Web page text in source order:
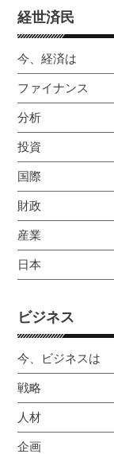
経世済民
今、経済は
ファイナンス
分析
投資
国際
財政
産業
日本
ビジネス
今、ビジネスは
戦略
人材
企画